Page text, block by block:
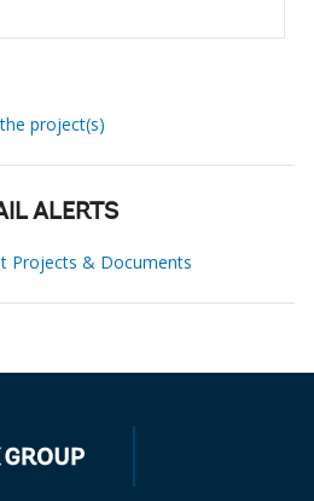
project(s)
ALERTS
Projects & Documents